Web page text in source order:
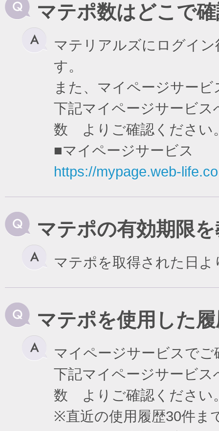
マテポ数はどこで
マテリアルズにログイ
す。
また、マイページサー
下記マイページサービ
数 よりご確認ください
■マイページサービス
https://mypage.web-
マテポの有効期限
マテポを取得された日
マテポを使用した
マイページサービスで
下記マイページサービ
数 よりご確認ください
※直近の使用履歴30件ま